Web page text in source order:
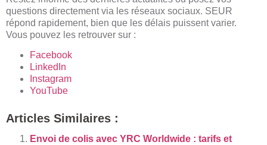
questions directement via les réseaux sociaux. SEUR
répond rapidement, bien que les délais puissent varier.
Vous pouvez les retrouver sur :
Facebook
LinkedIn
Instagram
YouTube
Articles Similaires :
Envoi de colis avec YRC Worldwide : tarifs et